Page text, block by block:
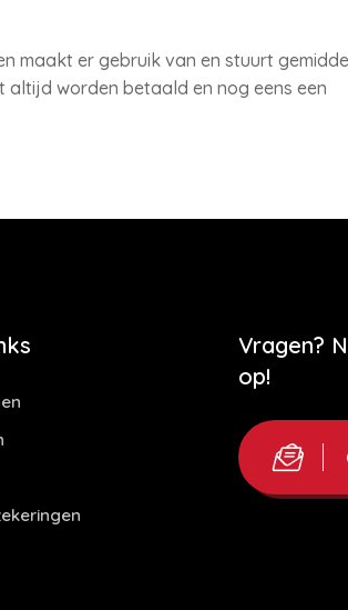
maakt er gebruik van en stuurt
altijd worden betaald en nog eens een
Vragen?
op!